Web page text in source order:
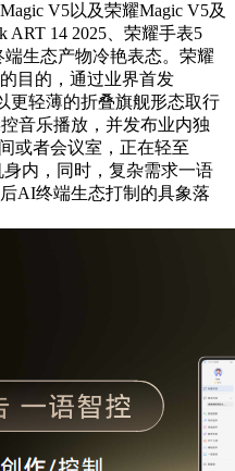
V5以及荣耀Magic V5及
ART 14 2025、荣耀手表5
端生态产物冷艳表态。荣耀
目的，通过业界首发
更轻薄的折叠旗舰形态取行
音乐播放，并发布业内独
或者会议室，正在轻至
身内，同时，复杂需求一语
AI终端生态打制的具象落